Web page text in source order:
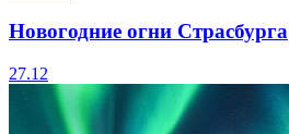
Новогодние огни Страсбурга
27.12